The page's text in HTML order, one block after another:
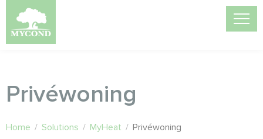
Privéwoning
Home / Solutions / MyHeat / Privéwoning